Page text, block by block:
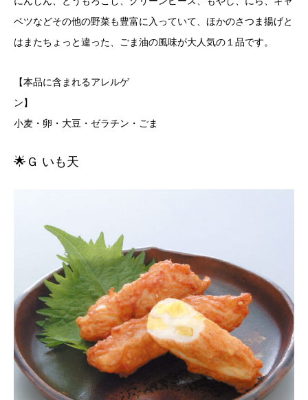
ベツなどその他の野菜も豊富に入っていて、ほかのさつま揚げと
はまたちょっと違った、ごま油の風味が大人気の１品です。
【本品に含まれるアレルゲ
ン
小麦・卵・大豆・ゼラチン・ごま
🌟Ｇ いも天